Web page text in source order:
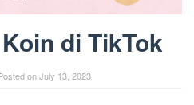
di TikTok
onJuly 13, 2023